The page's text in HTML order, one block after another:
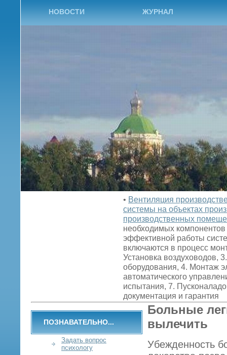
НОВОСТИ ЖУРНАЛ
• Вентиляция
системы на объектах
производственных
необходимых
эффективной работы
включаются в процесс
Установка воздуховодов,
оборудования, 4. Монтаж
автоматического
испытания, 7.
документация и гарантия
Больные
вылечить
Убежденность
ПОЗНАВАТЕЛЬНО...
Задать вопрос
психологу